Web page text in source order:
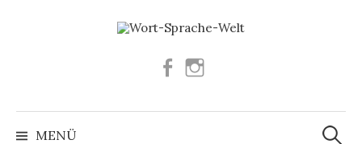
Facebook
MENÜ
Suchen
nach: